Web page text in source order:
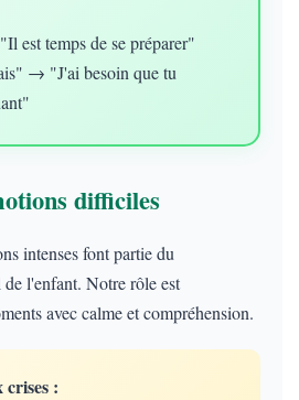
est temps de se préparer"
→ "J'ai besoin que tu
difficiles
intenses font partie du
l'enfant. Notre rôle est
avec calme et compréhension.
crises :